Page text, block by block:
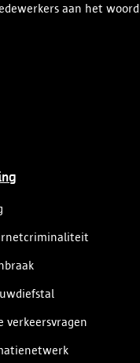
aan het woord
verkeersvragen